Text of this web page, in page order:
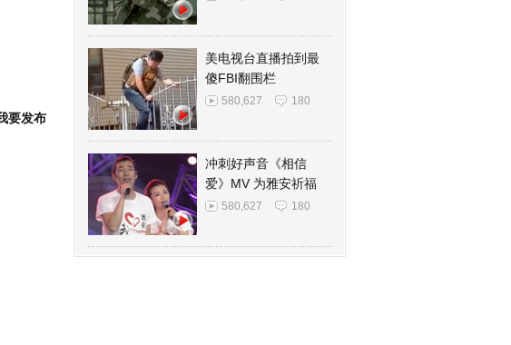
要发布
美电视台直播拍到最
傻FBI翻围栏
580,627 180
冲刺好声音《相信
爱》MV 为雅安祈福
580,627 180